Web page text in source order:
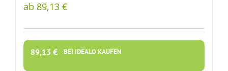
ab 89,13 €
89,13 € BEI IDEALO KAUFEN